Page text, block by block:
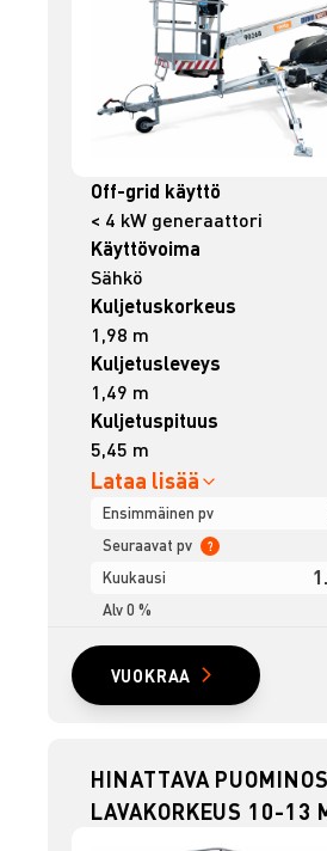
Off-grid käyttö
< 4 kW generaattori
Käyttövoima
Sähkö
Kuljetuskorkeus
1,98 m
Kuljetusleveys
1,49 m
Kuljetuspituus
5,45 m
Lataa lisää
Ensimmäinen pv
Seuraavat pv ?
Kuukausi
Alv 0 %
VUOKRAA
HINATTAVA
LAVAKORKEUS 10-13